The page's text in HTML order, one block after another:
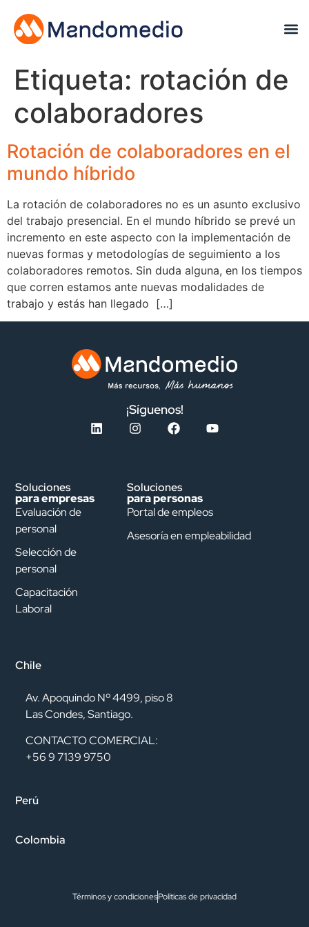
Etiqueta: rotación de
colaboradores
Rotación de colaboradores en el
mundo híbrido
La rotación de colaboradores no es un asunto exclusivo
del trabajo presencial. En el mundo híbrido se prevé un
incremento en este aspecto con la implementación de
nuevas formas y metodologías de seguimiento a los
colaboradores remotos. Sin duda alguna, en los tiempos
que corren estamos ante nuevas modalidades de
trabajo y estás han llegado […]
¡Síguenos!
Soluciones
para empresas
Evaluación de
personal
Selección de
personal
Capacitación
Laboral
Soluciones
para personas
Portal de empleos
Asesoría en empleabilidad
Chile
Av. Apoquindo Nº 4499, piso 8
Las Condes, Santiago.
CONTACTO COMERCIAL:
+56 9 7139 9750
Perú
Colombia
Términos y condicionesPolíticas de privacidad